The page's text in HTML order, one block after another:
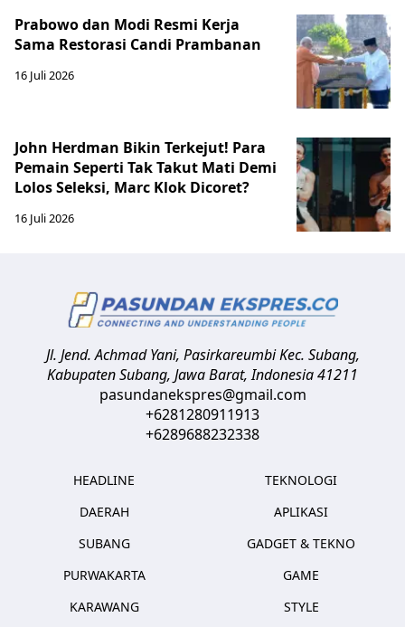
Prabowo dan Modi Resmi Kerja
Sama Restorasi Candi Prambanan
16 Juli 2026
John Herdman Bikin Terkejut! Para
Pemain Seperti Tak Takut Mati Demi
Lolos Seleksi, Marc Klok Dicoret?
16 Juli 2026
Jl. Jend. Achmad Yani, Pasirkareumbi Kec. Subang,
Kabupaten Subang, Jawa Barat,Indonesia41211
pasundanekspres@gmail.com
+6281280911913
+6289688232338
HEADLINE
DAERAH
SUBANG
PURWAKARTA
KARAWANG
TEKNOLOGI
APLIKASI
GADGET & TEKNO
GAME
STYLE